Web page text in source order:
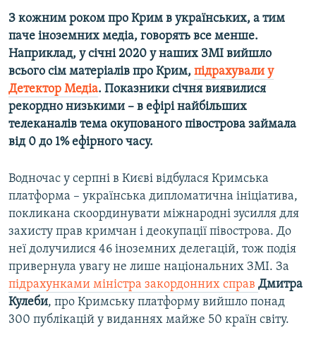
З кожним роком про Крим в українських, а тим
паче іноземних медіа, говорять все менше.
Наприклад, у січні 2020 у наших ЗМІ вийшло
всього сім матеріалів про Крим, підрахували у
Детектор Медіа. Показники січня виявилися
рекордно низькими – в ефірі найбільших
телеканалів тема окупованого півострова займала
від 0 до 1% ефірного часу.
Водночас у серпні в Києві відбулася Кримська
платформа – українська дипломатична ініціатива,
покликана скоординувати міжнародні зусилля для
захисту прав кримчан і деокупації півострова. До
неї долучилися 46 іноземних делегацій, тож подія
привернула увагу не лише національних ЗМІ. За
підрахунками міністра закордонних справ Дмитра
Кулеби, про Кримську платформу вийшло понад
300 публікацій у виданнях майже 50 країн світу.